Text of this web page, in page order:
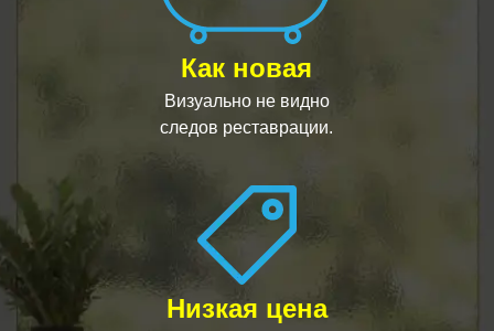
Как новая
Визуально не видно
следов реставрации.
Низкая цена